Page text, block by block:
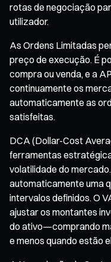
rotas de negociação
utilizador.
As Ordens Limitadas
preço de execução. É
compra ou venda, e a
continuamente os
automaticamente as
satisfeitas.
DCA (Dollar-Cost
ferramentas
volatilidade do
automaticamente uma
intervalos definidos. O
ajustar os montantes
do ativo—comprando
e menos quando estão